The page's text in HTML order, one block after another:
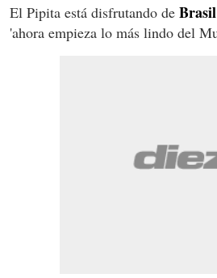
El Pipita está disfrutando de
'ahora empieza lo más lindo del